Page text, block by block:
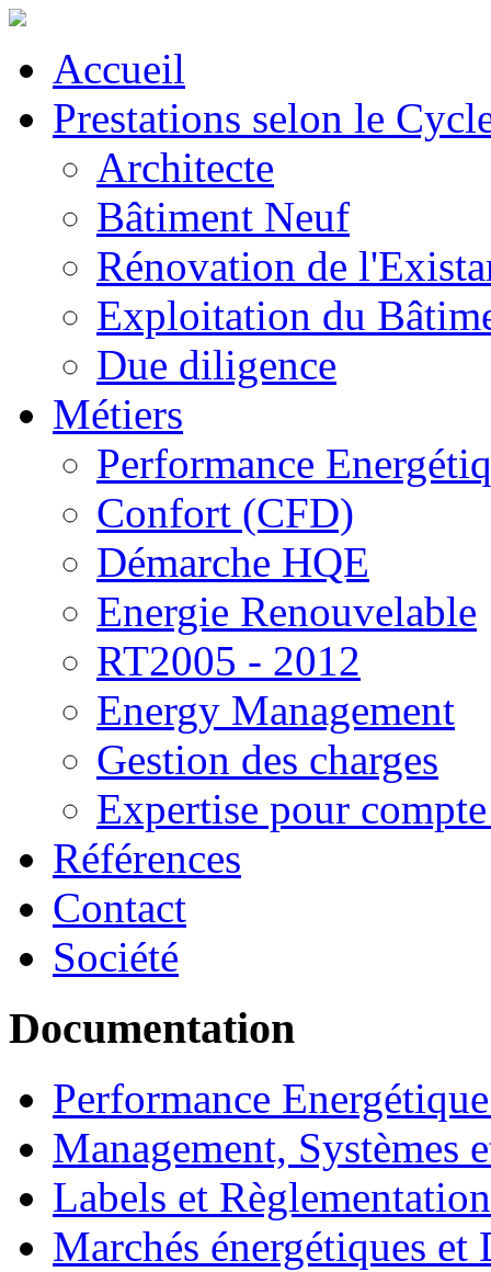
Accueil
Prestations selon le
Architecte
Bâtiment Neuf
Rénovation de
Exploitation du
Due diligence
Métiers
Performance
Confort (CFD)
Démarche HQE
Energie Renouvelable
RT2005 - 2012
Energy Management
Gestion des charges
Expertise pour
Références
Contact
Société
Documentation
Performance
Management, Systèmes
Labels et
Marchés énergétiques